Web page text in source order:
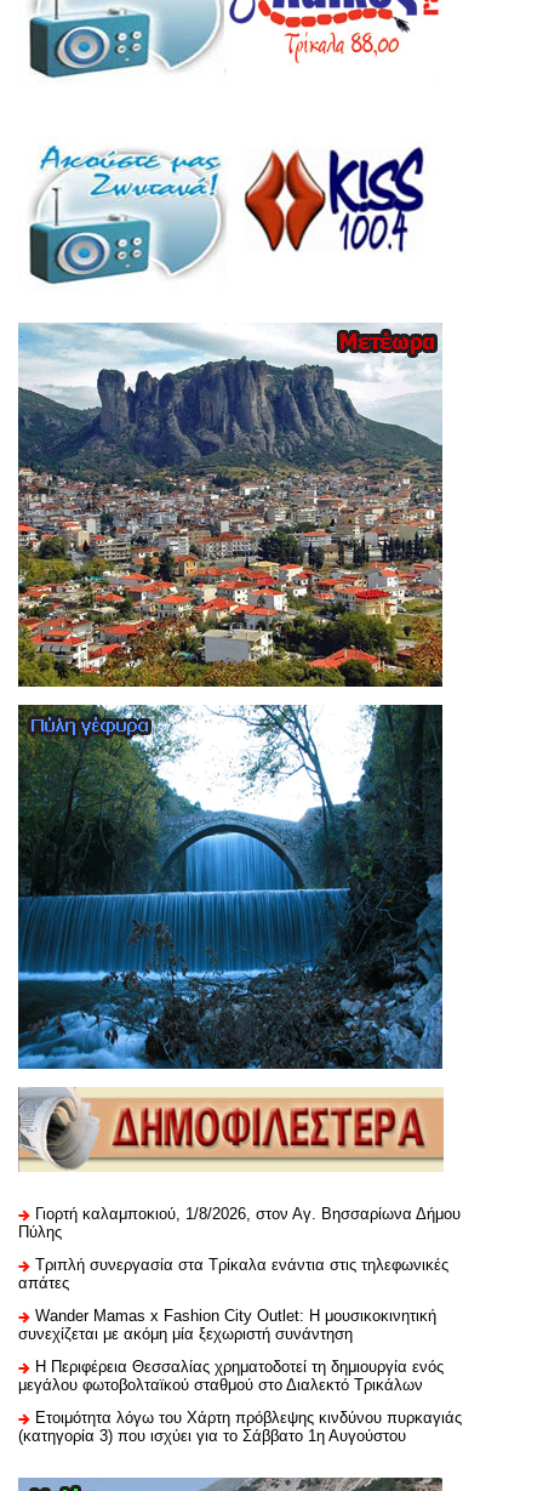
Γιορτή καλαμποκιού, 1/8/2026, στον Αγ. Βησσαρίωνα Δήμου
Πύλης
Τριπλή συνεργασία στα Τρίκαλα ενάντια στις τηλεφωνικές
απάτες
Wander Mamas x Fashion City Outlet: Η μουσικοκινητική
συνεχίζεται με ακόμη μία ξεχωριστή συνάντηση
H Περιφέρεια Θεσσαλίας χρηματοδοτεί τη δημιουργία ενός
μεγάλου φωτοβολταϊκού σταθμού στο Διαλεκτό Τρικάλων
Ετοιμότητα λόγω του Χάρτη πρόβλεψης κινδύνου πυρκαγιάς
(κατηγορία 3) που ισχύει για το Σάββατο 1η Αυγούστου